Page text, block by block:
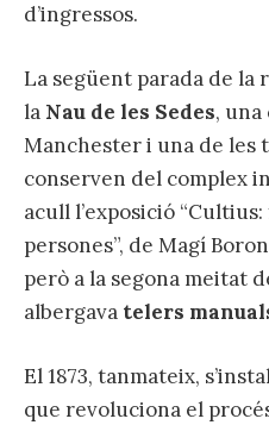
d’ingressos.
La següent parada de la
la Nau de les Sedes, una
Manchester i una de les
conserven del complex
acull l’exposició
persones”, de Magí
però a la segona meitat
albergava telers
El 1873, tanmateix,
que revoluciona el